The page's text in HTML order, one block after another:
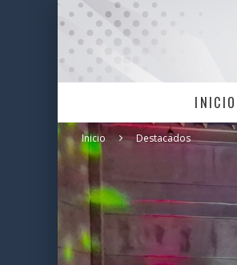
INICIO
Inicio Destacados